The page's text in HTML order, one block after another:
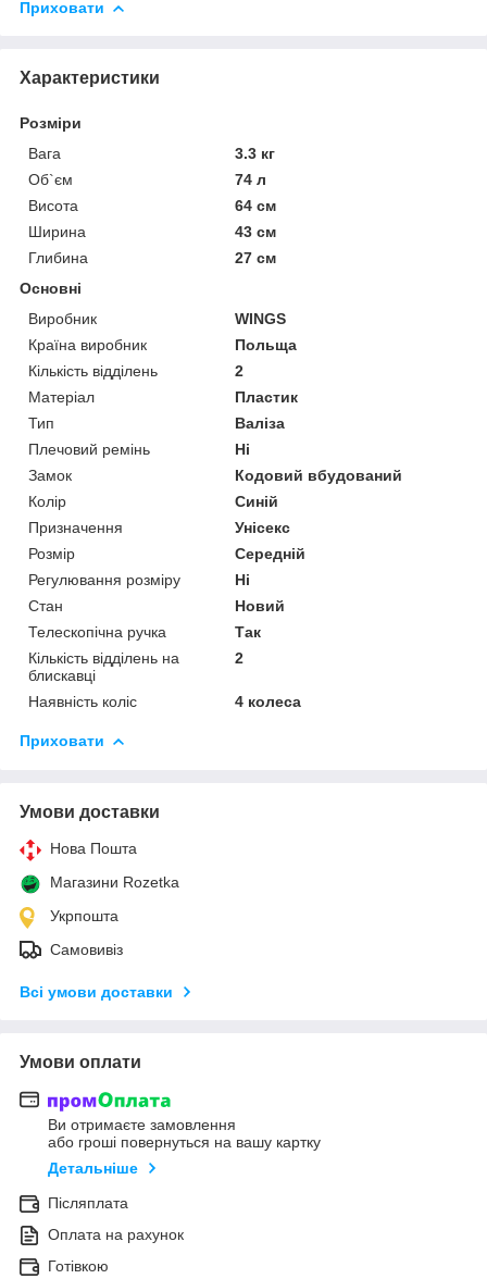
Приховати
Характеристики
Розміри
Вага
3.3 кг
Об`єм
74 л
Висота
64 см
Ширина
43 см
Глибина
27 см
Основні
Виробник
WINGS
Країна виробник
Польща
Кількість відділень
2
Матеріал
Пластик
Тип
Валіза
Плечовий ремінь
Ні
Замок
Кодовий вбудований
Колір
Синій
Призначення
Унісекс
Розмір
Середній
Регулювання розміру
Ні
Стан
Новий
Телескопічна ручка
Так
Кількість відділень на
блискавці
2
Наявність коліс 4 колеса
Приховати
Умови доставки
Нова Пошта
Магазини Rozetka
Укрпошта
Самовивіз
Всі умови доставки
Умови оплати
Ви отримаєте замовлення
або гроші повернуться на вашу картку
Детальніше
Післяплата
Оплата на рахунок
Готівкою